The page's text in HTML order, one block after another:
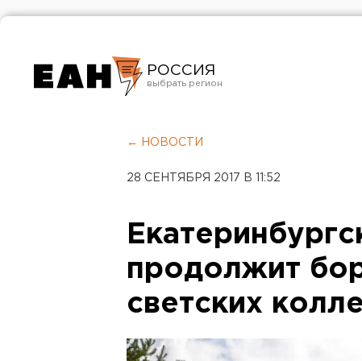
РОССИЯ
Челябинск
← НОВОСТИ
28 СЕНТЯБРЯ 2017 В 11:52
продолжит
светских